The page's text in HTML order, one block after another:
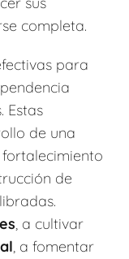
completa.
para
Estas
de una
fortalecimiento
de
, a cultivar
, a fomentar